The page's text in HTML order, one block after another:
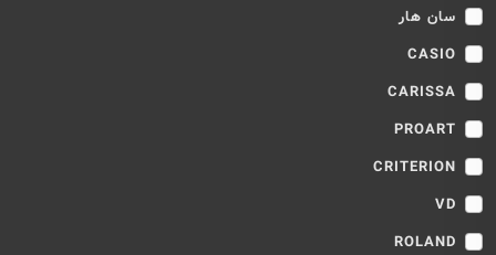
سان هار
CASIO
CARISSA
PROART
CRITERION
VD
ROLAND